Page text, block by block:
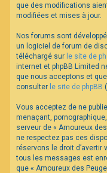
que des modifications
modifiées et mises à jour.
Nos forums sont
un logiciel de forum de
téléchargé sur le site de
internet et phpBB Limited
que nous acceptons et
consulter le site de phpBB
Vous acceptez de ne
menaçant,
serveur de « Amoureux
ne respectez pas ces
réservons le droit d’avertir
tous les messages est
que « Amoureux des